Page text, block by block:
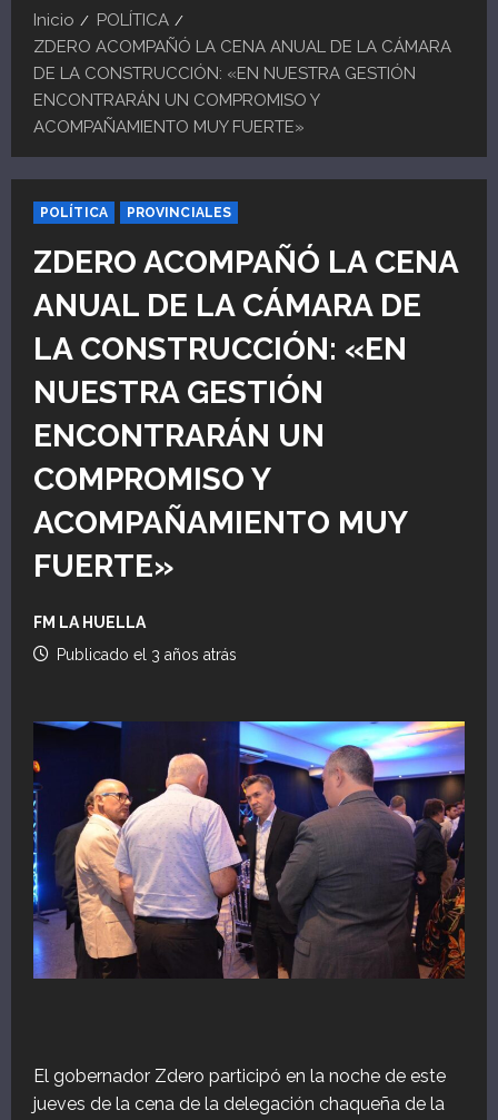
Inicio
POLÍTICA
ZDERO ACOMPAÑÓ LA CENA ANUAL DE LA CÁMARA
DE LA CONSTRUCCIÓN: «EN NUESTRA GESTIÓN
ENCONTRARÁN UN COMPROMISO Y
ACOMPAÑAMIENTO MUY FUERTE»
POLÍTICA PROVINCIALES
ZDERO ACOMPAÑÓ LA CENA
ANUAL DE LA CÁMARA DE
LA CONSTRUCCIÓN: «EN
NUESTRA GESTIÓN
ENCONTRARÁN UN
COMPROMISO Y
ACOMPAÑAMIENTO MUY
FUERTE»
FM LA HUELLA
Publicado el 3 años atrás
El gobernador Zdero participó en la noche de este
jueves de la cena de la delegación chaqueña de la